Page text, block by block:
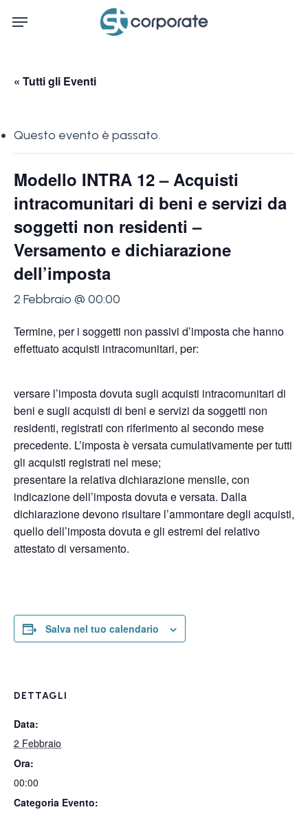
Menu
« Tutti gli Eventi
Questo evento è passato.
Modello INTRA 12 – Acquisti
intracomunitari di beni e servizi da
soggetti non residenti –
Versamento e dichiarazione
dell’imposta
2 Febbraio @ 00:00
Termine, per i soggetti non passivi d’imposta che hanno
effettuato acquisti intracomunitari, per:
versare l’imposta dovuta sugli acquisti intracomunitari di
beni e sugli acquisti di beni e servizi da soggetti non
residenti, registrati con riferimento al secondo mese
precedente. L’imposta è versata cumulativamente per tutti
gli acquisti registrati nel mese;
presentare la relativa dichiarazione mensile, con
indicazione dell’imposta dovuta e versata. Dalla
dichiarazione devono risultare l’ammontare degli acquisti,
quello dell’imposta dovuta e gli estremi del relativo
attestato di versamento.
Salva nel tuo calendario
DETTAGLI
Data:
2 Febbraio
Ora:
00:00
Categoria Evento: